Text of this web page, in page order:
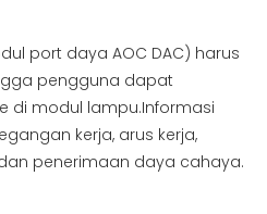
port daya AOC DAC) harus
pengguna dapat
di modul lampu.Informasi
kerja, arus kerja,
penerimaan daya cahaya.